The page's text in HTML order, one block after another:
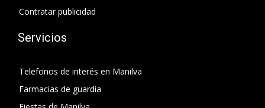
Contratar publicidad
Servicios
Telefonos de interés en Manilva
Farmacias de guardia